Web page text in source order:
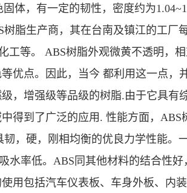
体，有一定的韧性，密度约为
脂生产商，其在台南及镇江的工
工等。 ABS树脂外观微黄不透明，
优点。因此，当今 都利用这一点，
，增强级等品级的树脂.由于它具
得到了广泛的应用. 性能方面，
，硬，刚相均衡的优良力学性能
水率低。ABS同其他材料的结合性
用包括汽车仪表板、车身外板、内